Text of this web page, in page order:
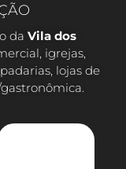
da Vila dos
igrejas,
lojas de